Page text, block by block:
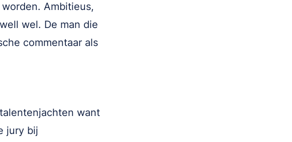
Ambitieus,
wel. De man die
commentaar als
want
jury bij